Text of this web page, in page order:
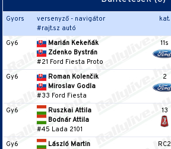
Gyors
versenyző - navigátor
#rajt.sz autó
kat.
Gy6
Marián Kekeňák
Zdenko Bystrán
#21 Ford Fiesta Proto
11s
Gy6
Roman Kolenčik
Miroslav Godla
#33 Ford Fiesta
2
Gy6
Ruszkai Attila
Bodnár Attila
#45 Lada 2101
13
Gy6
László Martin
RC2